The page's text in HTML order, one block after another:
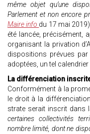
même objet qu’une
Parlement et non encore
Maire info du 17 mai
été lancée, précisément,
organisant la privation
dispositions prévues
adoptées, un tel
La différenciation
Conformément à la
le droit à la
strate serait inscrit dans
certaines collectivités
nombre limité, dont ne